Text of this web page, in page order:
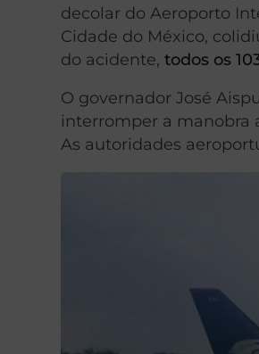
decolar do Aeroporto
Cidade do México,
do acidente,todos os
O governador José
interromper a manobra
As autoridades